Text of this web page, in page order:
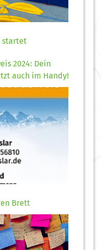
startet
2024: Dein
auch im Handy!
Brett